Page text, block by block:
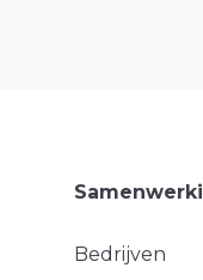
Bedrijven